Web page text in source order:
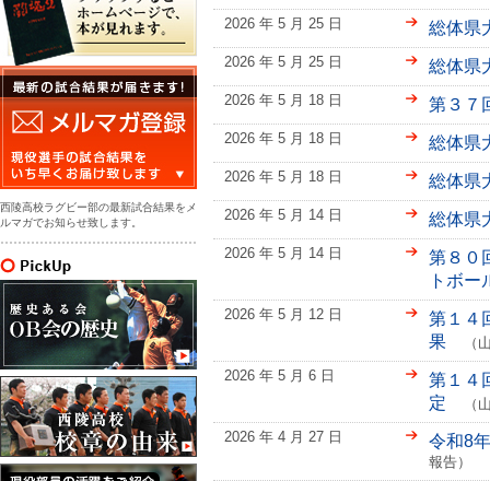
西陵高校ラグビー部の最新試合結果をメ
ルマガでお知らせ致します。
2026 年 5 月 25 日 総体県
2026 年 5 月 25 日 総体県
2026 年 5 月 18 日 第３７
2026 年 5 月 18 日 総体県
2026 年 5 月 18 日 総体県
2026 年 5 月 14 日 総体県
2026 年 5 月 14 日
第８０
トボ
2026 年 5 月 12 日
第１４
果 （山
2026 年 5 月 6 日
第１４
定 （山
2026 年 4 月 27 日
令和8
報告）